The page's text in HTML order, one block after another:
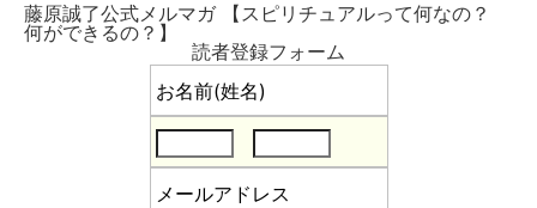
藤原誠了公式メルマガ 【スピリチュアルって何なの？
何ができるの？】
読者登録フォーム
お名前(姓名)
メールアドレス